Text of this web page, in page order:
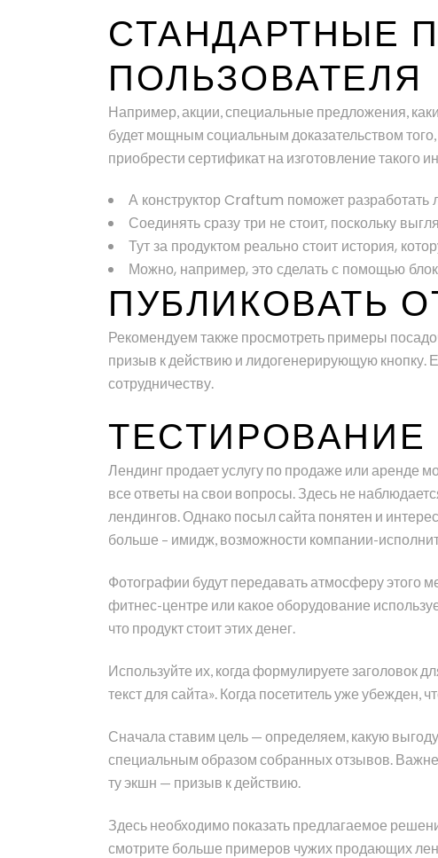
СТАНДАРТНЫЕ
ПОЛЬЗОВАТЕЛЯ
Например, акции, специальные предложения,
будет мощным социальным доказательством
приобрести сертификат на изготовление такого
А конструктор Craftum поможет разработать
Соединять сразу три не стоит, поскольку
Тут за продуктом реально стоит история,
Можно, например, это сделать с помощью
ПУБЛИКОВАТЬ
Рекомендуем также просмотреть примеры
призыв к действию и лидогенерирующую кнопку.
сотрудничеству.
Лендинг продает услугу по продаже или аренде
все ответы на свои вопросы. Здесь не
лендингов. Однако посыл сайта понятен и
больше – имидж, возможности компании-
Фотографии будут передавать атмосферу этого
фитнес-центре или какое оборудование
что продукт стоит этих денег.
Используйте их, когда формулируете заголовок
текст для сайта». Когда посетитель уже убежден,
Сначала ставим цель — определяем, какую
специальным образом собранных отзывов.
ту экшн — призыв к действию.
Здесь необходимо показать предлагаемое
смотрите больше примеров чужих продающих